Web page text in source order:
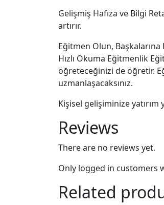
Gelişmiş Hafıza ve Bilgi
artırır.
Eğitmen Olun, Başkalarına
Hızlı Okuma Eğitmenlik
öğreteceğinizi de öğretir.
uzmanlaşacaksınız.
Kişisel gelişiminize yatırım
Reviews
There are no reviews yet.
Only logged in customers
Related